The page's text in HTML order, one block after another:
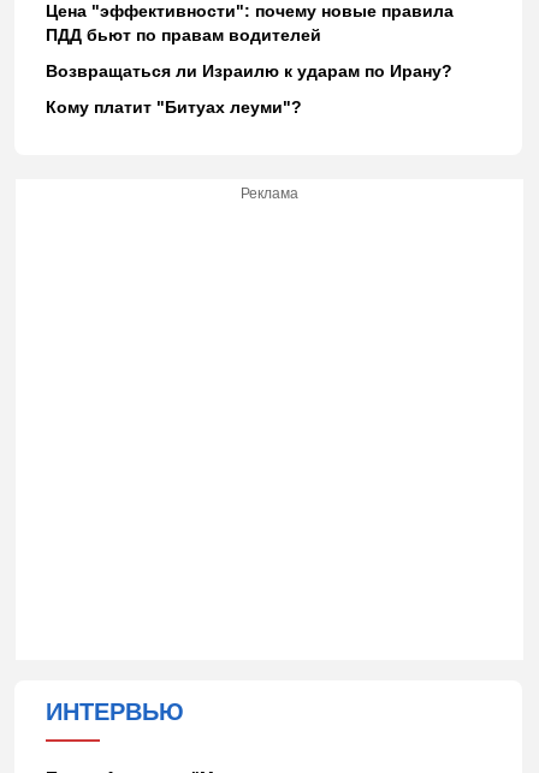
Цена "эффективности": почему новые правила
ПДД бьют по правам водителей
Возвращаться ли Израилю к ударам по Ирану?
Кому платит "Битуах леуми"?
Реклама
ИНТЕРВЬЮ